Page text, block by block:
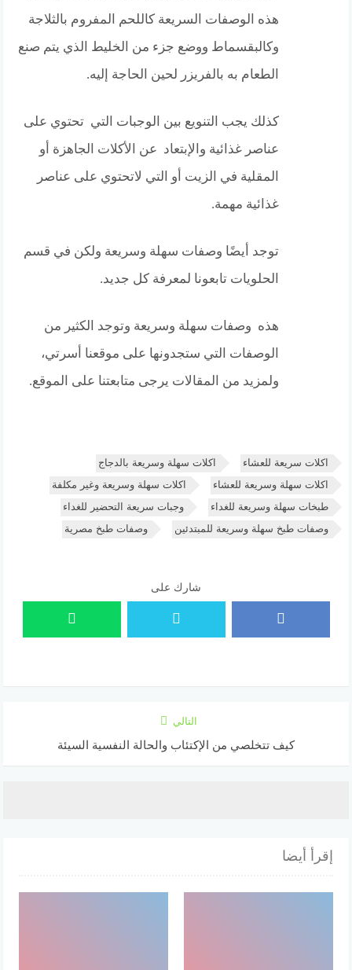
هذه الوصفات السريعة كاللحم المفروم بالثلاجة
وكالبقسماط ووضع جزء من الخليط الذي يتم صنع
الطعام به بالفريزر لحين الحاجة إليه.
كذلك يجب التنويع بين الوجبات التي تحتوي على
عناصر غذائية والإبتعاد عن الأكلات الجاهزة أو
المقلية في الزيت أو التي لاتحتوي على عناصر
غذائية مهمة.
توجد أيضًا وصفات سهلة وسريعة ولكن في قسم
الحلويات تابعونا لمعرفة كل جديد.
هذه وصفات سهلة وسريعة وتوجد الكثير من
الوصفات التي ستجدونها على موقعنا أسرتي،
ولمزيد من المقالات يرجى متابعتنا على الموقع.
اكلات سريعة للعشاء
اكلات سهلة وسريعة بالدجاج
اكلات سهلة وسريعة للعشاء
اكلات سهلة وسريعة وغير مكلفة
طبخات سهلة وسريعة للغداء
وجبات سريعة التحضير للغداء
وصفات طبخ سهلة وسريعة للمبتدئين
وصفات طبخ مصرية
شارك على
التالي
كيف تتخلصي من الإكتئاب والحالة النفسية السيئة
إقرأ أيضا